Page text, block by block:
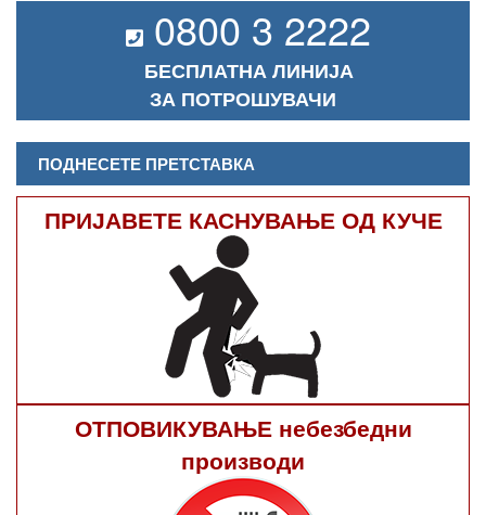
0800 3 2222
БЕСПЛАТНА ЛИНИЈА
ЗА ПОТРОШУВАЧИ
ПОДНЕСЕТЕ ПРЕТСТАВКА
ПРИЈАВЕТЕ КАСНУВАЊЕ ОД КУЧЕ
ОТПОВИКУВАЊЕ небезбедни
производи